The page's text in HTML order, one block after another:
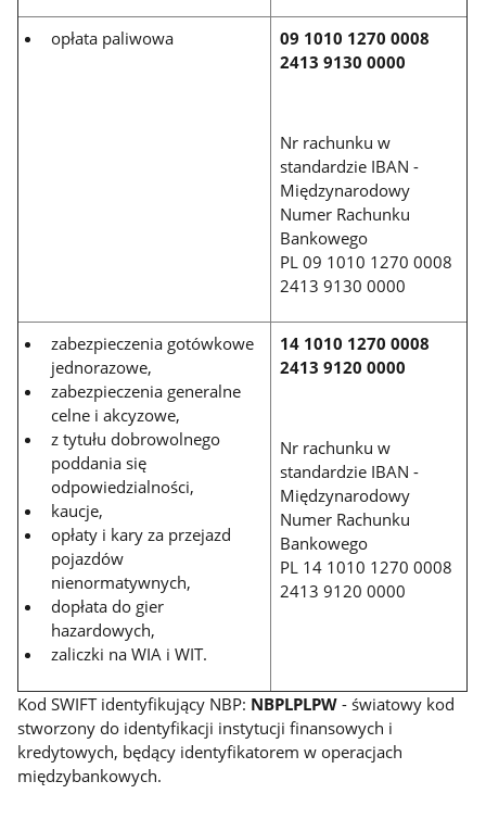
opłata paliwowa
09 1010 1270 0008
2413 9130 0000
Nr rachunku w
standardzie IBAN -
Międzynarodowy
Numer Rachunku
Bankowego
PL 09 1010 1270 0008
2413 9130 0000
zabezpieczenia gotówkowe
jednorazowe,
zabezpieczenia generalne
celne i akcyzowe,
z tytułu dobrowolnego
poddania się
odpowiedzialności,
kaucje,
opłaty i kary za przejazd
pojazdów
nienormatywnych,
dopłata do gier
hazardowych,
zaliczki na WIA i WIT.
14 1010 1270 0008
2413 9120 0000
Nr rachunku w
standardzie IBAN -
Międzynarodowy
Numer Rachunku
Bankowego
PL 14 1010 1270 0008
2413 9120 0000
Kod SWIFT identyfikujący NBP: NBPLPLPW - światowy kod
stworzony do identyfikacji instytucji finansowych i
kredytowych, będący identyfikatorem w operacjach
międzybankowych.